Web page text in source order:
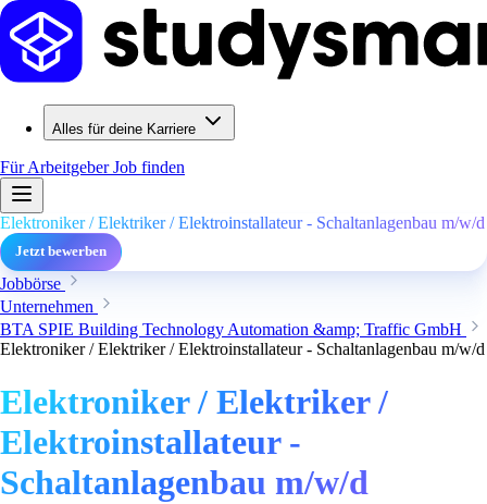
Alles für deine Karriere
Für ArbeitgeberJob finden
Elektroniker / Elektriker / Elektroinstallateur - Schaltanlagenbau m/w/d
Jetzt bewerben
Jobbörse
Unternehmen
BTA SPIE Building Technology Automation &amp; Traffic GmbH
Elektroniker / Elektriker / Elektroinstallateur - Schaltanlagenbau m/w/d
Elektroniker / Elektriker /
Elektroinstallateur -
Schaltanlagenbau m/w/d